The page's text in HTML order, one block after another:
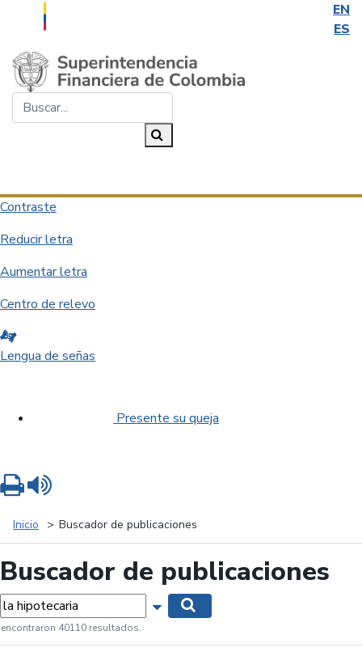
EN
ES
Saltar al contenido principal
Contraste
Reducir letra
Aumentar letra
Centro de relevo
Lengua de señas
Presente su queja
Inicio Buscador de publicaciones
Buscador de publicaciones
Mostrar opciones de búsqueda
encontraron 40110 resultados.
Imprimir